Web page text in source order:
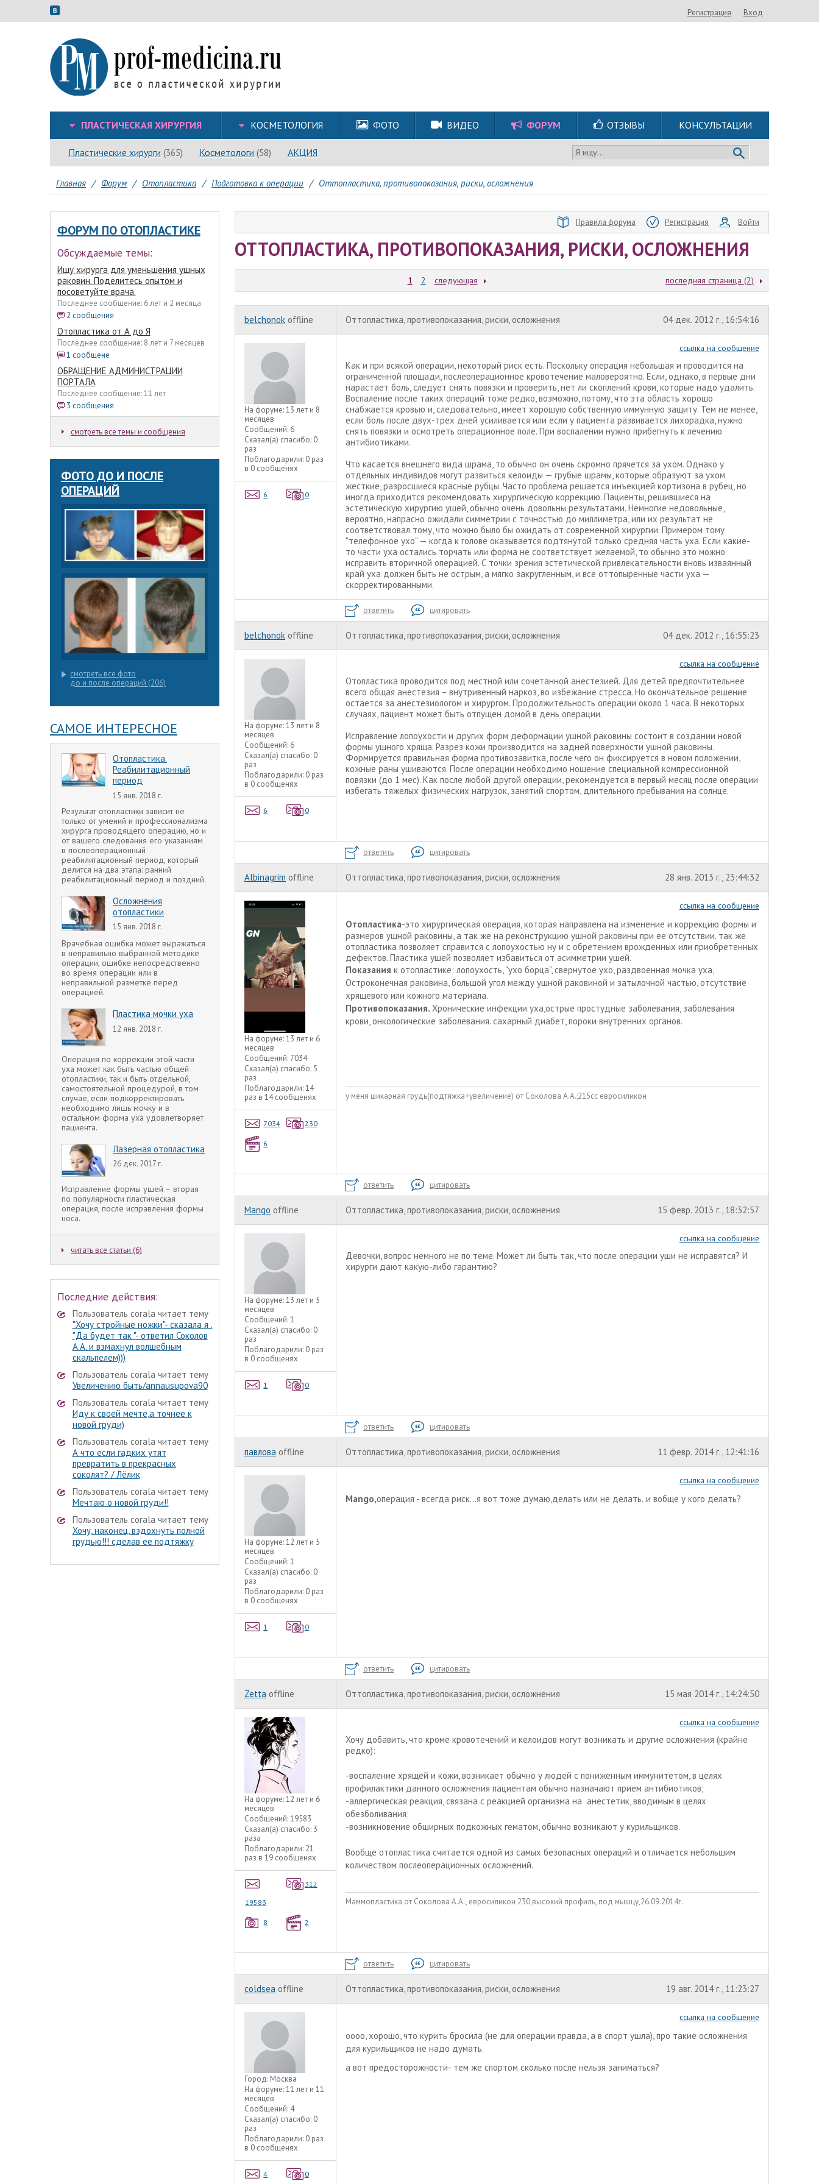
Регистрация Вход
ПЛАСТИЧЕСКАЯ ХИРУРГИЯ КОСМЕТОЛОГИЯ ФОТО ВИДЕО ФОРУМ ОТЗЫВЫ КОНСУЛЬТАЦИИ
Пластические хирурги (365) Косметологи (58) АКЦИЯ Я ищу...
Главная / Форум / Отопластика / Подготовка к операции / Оттопластика, противопоказания, риски, осложнения
ФОРУМ ПО ОТОПЛАСТИКЕ
Обсуждаемые темы:
Ищу хирурга для уменьшения ушных
раковин. Поделитесь опытом и
посоветуйте врача.
Последнее сообщение: 6 лет и 2 месяца
2 сообщения
Отопластика от А до Я
Последнее сообщение: 8 лет и 7 месяцев
1 сообщене
ОБРАЩЕНИЕ АДМИНИСТРАЦИИ
ПОРТАЛА
Последнее сообщение: 11 лет
3 сообщения
смотреть все темы и сообщения
ФОТО ДО И ПОСЛЕ
ОПЕРАЦИЙ
смотреть все фото
до и после операций (206)
САМОЕ ИНТЕРЕСНОЕ
Отопластика.
Реабилитационный
период
15 янв. 2018 г.
Результат отопластики зависит не
только от умений и профессионализма
хирурга проводящего операцию, но и
от вашего следования его указаниям
в послеоперационный
реабилитационный период, который
делится на два этапа: ранний
реабилитационный период и поздний.
Осложнения
отопластики
15 янв. 2018 г.
Врачебная ошибка может выражаться
в неправильно выбранной методике
операции, ошибке непосредственно
во время операции или в
неправильной разметке перед
операцией.
Пластика мочки уха
12 янв. 2018 г.
Операция по коррекции этой части
уха может как быть частью общей
отопластики, так и быть отдельной,
самостоятельной процедурой, в том
случае, если подкорректировать
необходимо лишь мочку и в
остальном форма уха удовлетворяет
пациента.
Лазерная отопластика
26 дек. 2017 г.
Исправление формы ушей – вторая
по популярности пластическая
операция, после исправления формы
носа.
читать все статьи (6)
Последние действия:
Пользователь corala читает тему
"Хочу стройные ножки"- сказала я .
"Да будет так "- ответил Соколов
А.А. и взмахнул волшебным
скальпелем)))
Пользователь corala читает тему
Увеличению быть/annausupova90
Пользователь corala читает тему
Иду к своей мечте,а точнее к
новой груди)
Пользователь corala читает тему
А что если гадких утят
превратить в прекрасных
соколят? / Лёлик
Пользователь corala читает тему
Мечтаю о новой груди!!
Пользователь corala читает тему
Хочу, наконец, вздохнуть полной
грудью!!! сделав ее подтяжку
Правила форума Регистрация Войти
ОТТОПЛАСТИКА, ПРОТИВОПОКАЗАНИЯ, РИСКИ, ОСЛОЖНЕНИЯ
1 2 следующая последняя страница (2)
belchonok offline Оттопластика, противопоказания, риски, осложнения 04 дек. 2012 г., 16:54:16
На форуме:13 лет и 8
месяцев
Сообщений: 6
Сказал(а) спасибо: 0
раз
Поблагодарили: 0 раз
в 0 сообщенях
6 0
ссылка на сообщение
Как и при всякой операции, некоторый риск есть. Поскольку операция небольшая и проводится на
ограниченной площади, послеоперационное кровотечение маловероятно. Если, однако, в первые дни
нарастает боль, следует снять повязки и проверить, нет ли скоплений крови, которые надо удалить.
Воспаление после таких операций тоже редко, возможно, потому, что эта область хорошо
снабжается кровью и, следовательно, имеет хорошую собственную иммунную защиту. Тем не менее,
если боль после двух-трех дней усиливается или если у пациента развивается лихорадка, нужно
снять повязки и осмотреть операционное поле. При воспалении нужно прибегнуть к лечению
антибиотиками.
Что касается внешнего вида шрама, то обычно он очень скромно прячется за ухом. Однако у
отдельных индивидов могут развиться келоиды — грубые шрамы, которые образуют за ухом
жесткие, разросшиеся красные рубцы. Часто проблема решается инъекцией кортизона в рубец, но
иногда приходится рекомендовать хирургическую коррекцию. Пациенты, решившиеся на
эстетическую хирургию ушей, обычно очень довольны результатами. Немногие недовольные,
вероятно, напрасно ожидали симметрии с точностью до миллиметра, или их результат не
соответствовал тому, что можно было бы ожидать от современной хирургии. Примером тому
"телефонное ухо" — когда к голове оказывается подтянутой только средняя часть уха. Если какие-
то части уха остались торчать или форма не соответствует желаемой, то обычно это можно
исправить вторичной операцией. С точки зрения эстетической привлекательности вновь изваянный
край уха должен быть не острым, а мягко закругленным, и все оттопыренные части уха —
скорректированными.
ответить цитировать
belchonok offline Оттопластика, противопоказания, риски, осложнения 04 дек. 2012 г., 16:55:23
На форуме:13 лет и 8
месяцев
Сообщений: 6
Сказал(а) спасибо: 0
раз
Поблагодарили: 0 раз
в 0 сообщенях
6 0
ссылка на сообщение
Отопластика проводится под местной или сочетанной анестезией. Для детей предпочтительнее
всего общая анестезия – внутривенный наркоз, во избежание стресса. Но окончательное решение
остается за анестезиологом и хирургом. Продолжительность операции около 1 часа. В некоторых
случаях, пациент может быть отпущен домой в день операции.
Исправление лопоухости и других форм деформации ушной раковины состоит в создании новой
формы ушного хряща. Разрез кожи производится на задней поверхности ушной раковины.
Формируется правильная форма противозавитка, после чего он фиксируется в новом положении,
кожные раны ушиваются. После операции необходимо ношение специальной компрессионной
повязки (до 1 мес). Как после любой другой операции, рекомендуется в первый месяц после операции
избегать тяжелых физических нагрузок, занятий спортом, длительного пребывания на солнце.
ответить цитировать
Albinagrim offline Оттопластика, противопоказания, риски, осложнения 28 янв. 2013 г., 23:44:32
На форуме:13 лет и 6
месяцев
Сообщений: 7034
Сказал(а) спасибо: 5
раз
Поблагодарили:14
раз в 14 сообщенях
7034 230
6
ссылка на сообщение
Отопластика-это хирургическая операция, которая направлена на изменение и коррекцию формы и
размеров ушной раковины, а так же на реконструкцию ушной раковины при ее отсутствии. так же
отопластика позволяет справится с лопоухостью ну и с обретением врожденных или приобретенных
дефектов. Пластика ушей позволяет избавиться от асимметрии ушей.
Показания к отопластике: лопоухость, "ухо борца", свернутое ухо, раздвоенная мочка уха,
Остроконечная раковина, большой угол между ушной раковиной и затылочной частью, отсутствие
хрящевого или кожного материала.
Противопоказания. Хронические инфекции уха,острые простудные заболевания, заболевания
крови, онкологические заболевания. сахарный диабет, пороки внутренних органов.
у меня шикарная грудь(подтяжка+увеличение) от Соколова А.А.;215сс евросиликон
ответить цитировать
Mango offline Оттопластика, противопоказания, риски, осложнения 15 февр. 2013 г., 18:32:57
На форуме:13 лет и 5
месяцев
Сообщений:1
Сказал(а) спасибо: 0
раз
Поблагодарили: 0 раз
в 0 сообщенях
1 0
ссылка на сообщение
Девочки, вопрос немного не по теме. Может ли быть так, что после операции уши не исправятся? И
хирурги дают какую-либо гарантию?
ответить цитировать
павлова offline Оттопластика, противопоказания, риски, осложнения 11 февр. 2014 г., 12:41:16
На форуме:12 лет и 5
месяцев
Сообщений:1
Сказал(а) спасибо: 0
раз
Поблагодарили: 0 раз
в 0 сообщенях
1 0
ссылка на сообщение
Mango,операция - всегда риск...я вот тоже думаю,делать или не делать..и вобще у кого делать?
ответить цитировать
Zetta offline Оттопластика, противопоказания, риски, осложнения 15 мая 2014 г., 14:24:50
На форуме:12 лет и 6
месяцев
Сообщений:19583
Сказал(а) спасибо: 3
раза
Поблагодарили: 21
раз в 19 сообщенях
19583
312
8 2
ссылка на сообщение
Хочу добавить, что кроме кровотечений и келоидов могут возникать и другие осложнения (крайне
редко):
-воспаление хрящей и кожи, возникает обычно у людей с пониженным иммунитетом, в целях
профилактики данного осложнения пациентам обычно назначают прием антибиотиков;
-аллергическая реакция, связана с реакцией организма на анестетик, вводимым в целях
обезболивания;
-возникновение обширных подкожных гематом, обычно возникают у курильщиков.
Вообще отопластика считается одной из самых безопасных операций и отличается небольшим
количеством послеоперационных осложнений.
Маммопластика от Соколова А.А., евросиликон 230,высокий профиль, под мышцу,26.09.2014г.
ответить цитировать
coldsea offline Оттопластика, противопоказания, риски, осложнения 19 авг. 2014 г., 11:23:27
Город: Москва
На форуме:11 лет и 11
месяцев
Сообщений: 4
Сказал(а) спасибо: 0
раз
Поблагодарили: 0 раз
в 0 сообщенях
4 0
ссылка на сообщение
оооо, хорошо, что курить бросила (не для операции правда, а в спорт ушла), про такие осложнения
для курильщиков не надо думать.
а вот предосторожности- тем же спортом сколько после нельзя заниматься?